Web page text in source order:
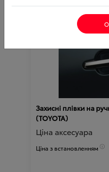
Захисні плівки на ручки
(TOYOTA)
Ціна аксесуара
Ціна з встановленням